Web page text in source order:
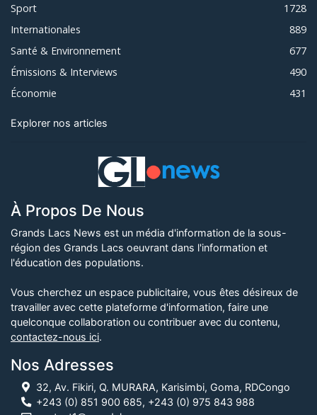
Sport
1728
Internationales
889
Santé & Environnement
677
Émissions & Interviews
490
Économie
431
Explorer nos articles
À Propos De Nous
Grands Lacs News est un média d'information de la sous-
région des Grands Lacs oeuvrant dans l'information et
l'éducation des populations.
Vous cherchez un espace publicitaire, vous êtes désireux de
travailler avec cette plateforme d'information, faire une
quelconque collaboration ou contribuer avec du contenu,
contactez-nous ici.
Nos Adresses
32, Av. Fikiri, Q. MURARA, Karisimbi, Goma, RDCongo
+243 (0) 851 900 685, +243 (0) 975 843 988